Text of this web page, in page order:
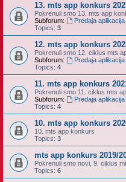
13. mts app konkurs
Pokrenuli smo 13. mts app
Subforum:
Predaja
Topics: 3
12. mts app konkurs
Pokrenuli smo 12. ciklus mts
Subforum:
Predaja
Topics: 4
11. mts app konkurs
Pokrenuli smo 11. ciklus mts
Subforum:
Predaja
Topics: 4
10. mts app konkurs
10. mts app konkurs
Topics: 3
mts app konkurs 2019/
Pokrenuli smo novi, 9. ciklus
Topics: 6